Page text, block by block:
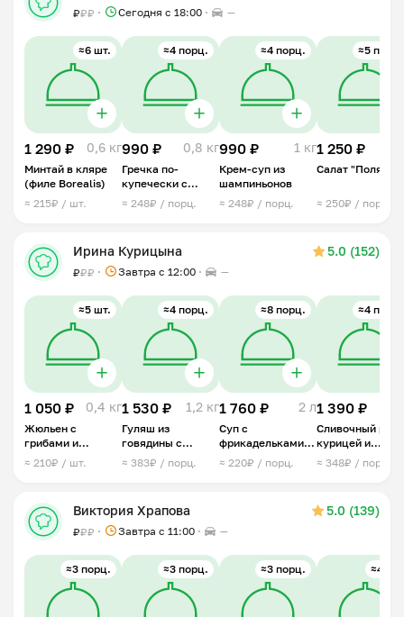
₽₽₽ Сегодня с 18:00 —
≈6 шт.
1 290 ₽ 0,6 кг
Минтай в кляре
(филе Borealis)
≈ 215₽ / шт.
≈4 порц.
990 ₽ 0,8 кг
Гречка по-
купечески с
курицей
≈ 248₽ / порц.
≈4 порц.
990 ₽ 1 кг
Крем-суп из
шампиньонов
≈ 248₽ / порц.
≈5 порц.
1 250 ₽
Салат
≈ 250₽ / порц.
Ирина Курицына 5.0 (152)
₽₽₽ Завтра c 12:00 —
≈5 шт.
1 050 ₽ 0,4 кг
Жюльен с
грибами и
курицей
≈ 210₽ / шт.
≈4 порц.
1 530 ₽ 1,2 кг
Гуляш из
говядины с
картофельным
≈ 383₽ / порц.
≈8 порц.
1 760 ₽ 2 л
Суп с
фрикадельками
из индейки
(овощной)
≈ 220₽ / порц.
≈4 порц.
1 390 ₽
Сливочный рис
курицей и
овощами
≈ 348₽ / порц.
Виктория Храпова 5.0 (139)
₽₽₽ Завтра c 11:00 —
≈3 порц. ≈3 порц. ≈3 порц. ≈4 шт.